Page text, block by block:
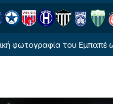
του Εμπαπέ ως…